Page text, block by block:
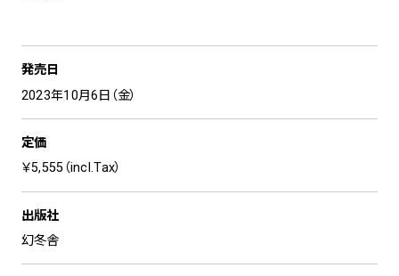
発売日
2023年10月6日（金）
定価
￥5,555（incl.Tax）
出版社
幻冬舎